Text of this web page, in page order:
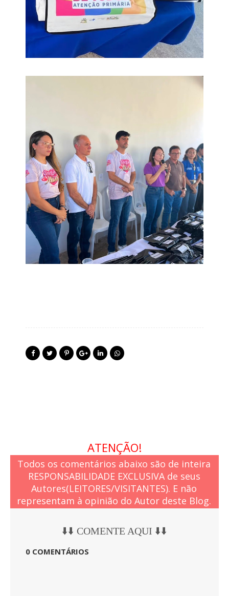
ATENÇÃO!
Todos os comentários abaixo são de inteira
RESPONSABILIDADE EXCLUSIVA de seus
Autores(LEITORES/VISITANTES). E não
representam à opinião do Autor deste Blog.
⬇️⬇️ COMENTE AQUI ⬇️⬇️
0 COMENTÁRIOS